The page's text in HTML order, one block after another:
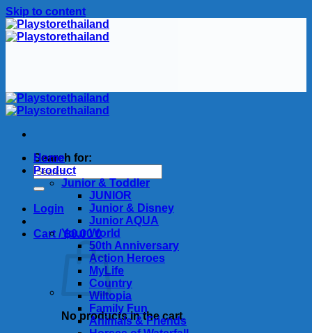
Skip to content
Search for:
Login
Cart /฿0.00 0
No products in the cart.
Home
Product
Junior & Toddler
JUNIOR
Junior & Disney
Junior AQUA
Your World
50th Anniversary
Action Heroes
MyLife
Country
Wiltopia
Family Fun
Animals & Friends